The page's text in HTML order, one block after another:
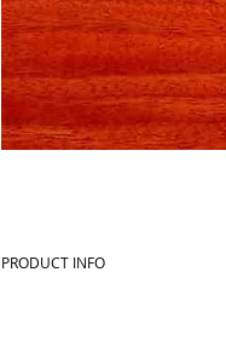
PRODUCT INFO